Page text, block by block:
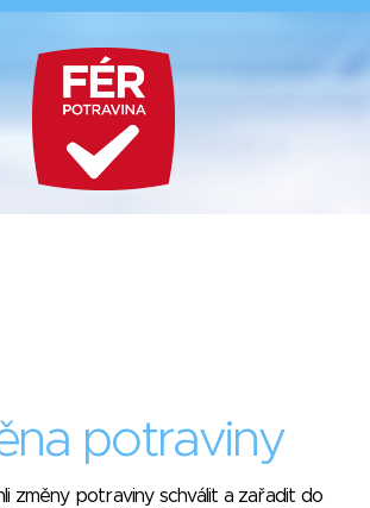
potraviny
změny potraviny schválit a zařadit do